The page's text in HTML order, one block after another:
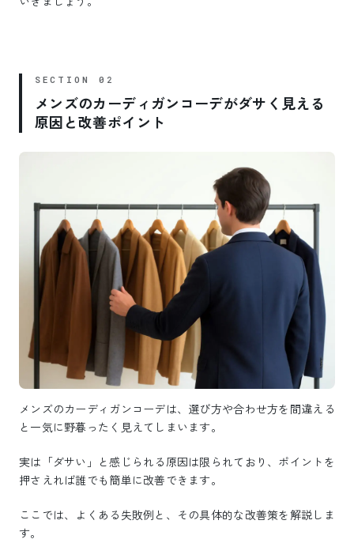
メンズのカーディガンコーデがダサく見える
原因と改善ポイント
メンズのカーディガンコーデは、選び方や合わせ方を間違える
と一気に野暮ったく見えてしまいます。
実は「ダサい」と感じられる原因は限られており、ポイントを
押さえれば誰でも簡単に改善できます。
ここでは、よくある失敗例と、その具体的な改善策を解説しま
す。